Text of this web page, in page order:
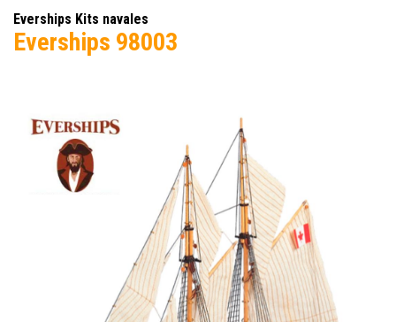
Everships Kits navales
Everships 98003